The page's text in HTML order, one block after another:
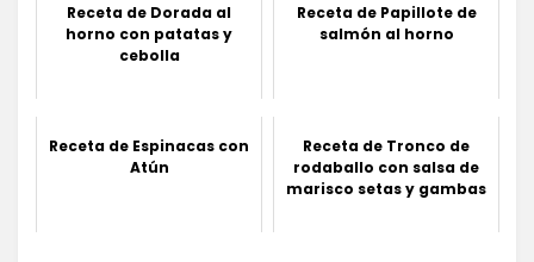
Receta de Dorada al
horno con patatas y
cebolla
Receta de Papillote de
salmón al horno
Receta de Espinacas con
Atún
Receta de Tronco de
rodaballo con salsa de
marisco setas y gambas